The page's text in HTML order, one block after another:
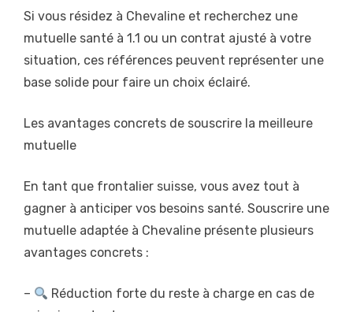
Si vous résidez à Chevaline et recherchez une
mutuelle santé à 1.1 ou un contrat ajusté à votre
situation, ces références peuvent représenter une
base solide pour faire un choix éclairé.
Les avantages concrets de souscrire la meilleure
mutuelle
En tant que frontalier suisse, vous avez tout à
gagner à anticiper vos besoins santé. Souscrire une
mutuelle adaptée à Chevaline présente plusieurs
avantages concrets :
–
Réduction forte du reste à charge en cas de